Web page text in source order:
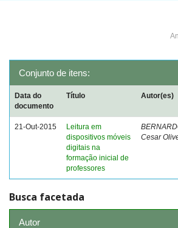
Conjunto de itens:
Data do
documento
Título Autor(es)
21-Out-2015
Leitura em
dispositivos móveis
digitais na
formação inicial de
professores
Cesar
Busca facetada
Autor